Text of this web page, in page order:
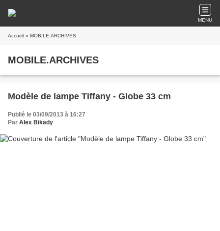
MENU
Accueil » MOBILE.ARCHIVES
MOBILE.ARCHIVES
Modèle de lampe Tiffany - Globe 33 cm
Publié le 03/09/2013 à 16:27
Par Alex Bikady